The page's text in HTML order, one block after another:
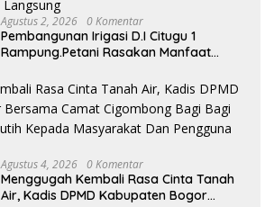
Agustus 2, 2026 0 Komentar
Pembangunan Irigasi D.I Citugu 1
Rampung.Petani Rasakan Manfaat
Agustus 4, 2026 0 Komentar
Menggugah Kembali Rasa Cinta Tanah
Air, Kadis DPMD Kabupaten Bogor